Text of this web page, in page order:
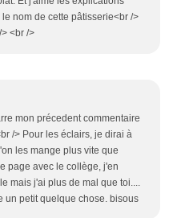
nom de cette pâtisserie<br />
<br />
mon précedent commentaire
/> Pour les éclairs, je dirai à
les mange plus vite que
page avec le collège, j'en
mais j'ai plus de mal que toi....
un petit quelque chose. bisous